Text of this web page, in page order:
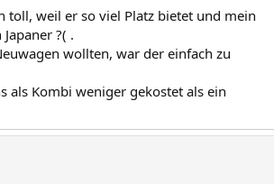
toll, weil er so viel Platz bietet und mein
?( .
wollten, war der einfach zu
als Kombi weniger gekostet als ein